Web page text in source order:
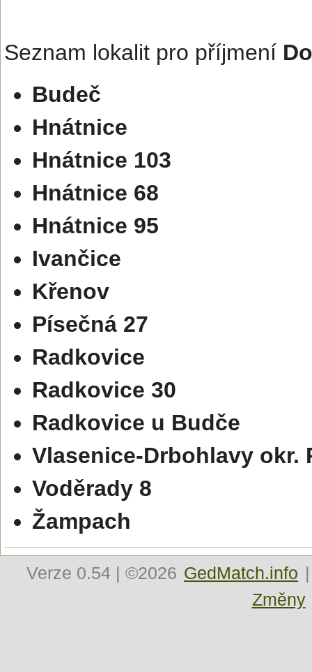
Seznam lokalit pro příjmení
Budeč
Hnátnice
Hnátnice 103
Hnátnice 68
Hnátnice 95
Ivančice
Křenov
Písečná 27
Radkovice
Radkovice 30
Radkovice u Budče
Vlasenice-Drbohlavy okr.
Voděrady 8
Žampach
Verze 0.54 | ©2026 GedMatch.info
Změny